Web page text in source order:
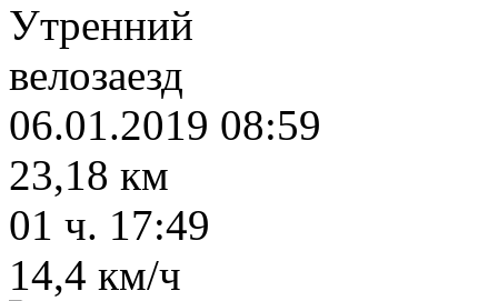
Утренний
велозаезд
06.01.2019 08:59
23,18 км
01 ч. 17:49
14,4 км/ч